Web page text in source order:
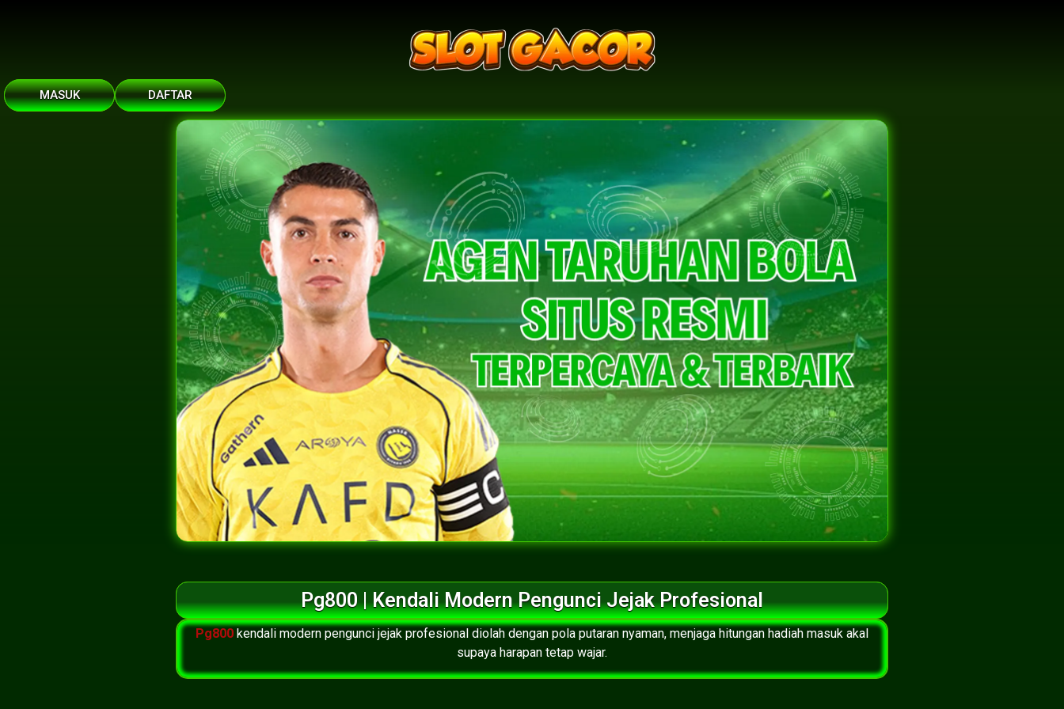
MASUK DAFTAR
Pg800 | Kendali Modern Pengunci Jejak Profesional
Pg800 kendali modern pengunci jejak profesional diolah dengan pola putaran nyaman, menjaga hitungan hadiah masuk akal
supaya harapan tetap wajar.